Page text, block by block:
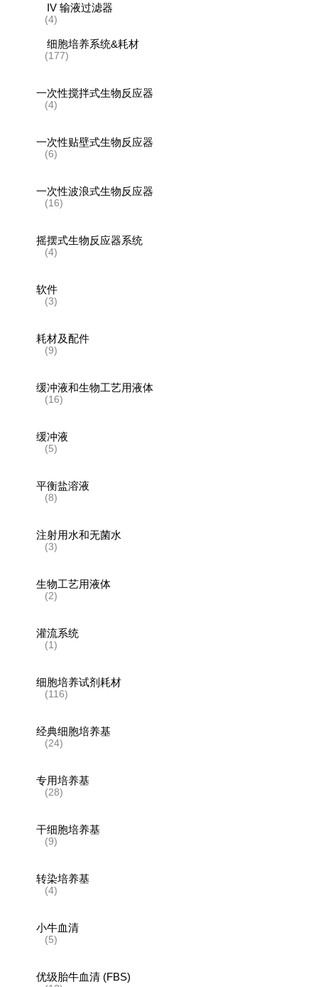
IV 输液过滤器
(4)
细胞培养系统&耗材
(177)
一次性搅拌式生物反应器
(4)
一次性贴壁式生物反应器
(6)
一次性波浪式生物反应器
(16)
摇摆式生物反应器系统
(4)
软件
(3)
耗材及配件
(9)
缓冲液和生物工艺用液体
(16)
缓冲液
(5)
平衡盐溶液
(8)
注射用水和无菌水
(3)
生物工艺用液体
(2)
灌流系统
(1)
细胞培养试剂耗材
(116)
经典细胞培养基
(24)
专用培养基
(28)
干细胞培养基
(9)
转染培养基
(4)
小牛血清
(5)
优级胎牛血清 (FBS)